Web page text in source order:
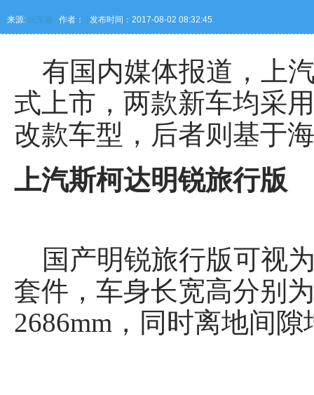
来源: 玩车趣 作者： 发布时间：2017-08-02 08:32:45
有国内媒体报道，上
式上市，两款新车均采
改款车型，后者则基于
上汽斯柯达明锐旅行版
国产明锐旅行版可视
套件，车身长宽高分别
2686mm，同时离地间隙